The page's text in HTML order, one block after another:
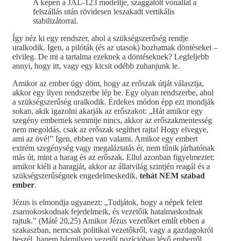
A képen a JAL-123 modellje, szaggatott vonallal a
felszállás után rövidesen leszakadt vertikális
stabilizátorral.
Így néz ki egy rendszer, ahol a szükségszerűség rendje
uralkodik. Igen, a pilóták (és az utasok) hozhatnak döntéseket –
elvileg. De mi a tartalma ezeknek a döntéseknek? Legfeljebb
annyi, hogy itt, vagy egy kicsit odébb zuhanjunk le.
Amikor az ember úgy dönt, hogy az erőszak útját választja,
akkor egy ilyen rendszerbe lép be. Egy olyan rendszerbe, ahol
a szükségszerűség uralkodik. Érdekes módon épp ezt mondják
sokan, akik igazolni akarják az erőszakot: „Hát amikor egy
szegény embernek semmije nincs, akkor az erőszakmentesség
nem megoldás, csak az erőszak segíthet rajta! Hogy elvegye,
ami az övé!” Igen, ebben van valami. Amikor egy embert
extrém szegénység vagy megaláztatás ér, nem tűnik járhatónak
más út, mint a harag és az erőszak. Ellul azonban figyelmeztet:
amikor kiéli a haragját, akkor az állatvilág szintjén reagál és a
szükségszerűségnek engedelmeskedik, tehát NEM szabad
ember.
Jézus is elmondja ugyanezt: „Tudjátok, hogy a népek felett
zsarnokoskodnak fejedelmeik, és vezetőik hatalmaskodnak
rajtuk.” (Máté 20,25) Amikor Jézus vezetőket említ ebben a
szakaszban, nemcsak politikai vezetőkről, vagy a gazdagokról
beszél, hanem bármilyen vezetői pozícióban lévő emberről.